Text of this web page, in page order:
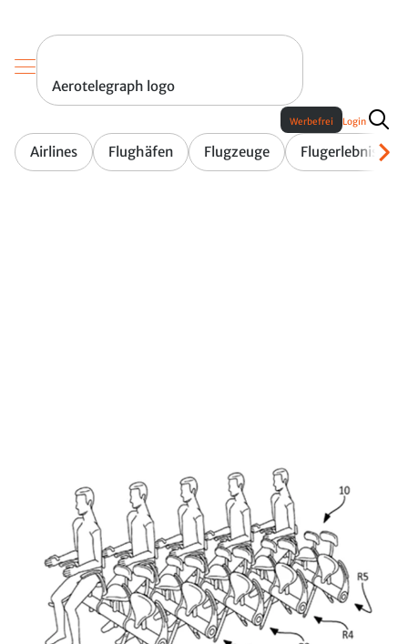
Aerotelegraph logo
Airlines Flughäfen Flugzeuge Flugerlebnis
Werbefrei Login